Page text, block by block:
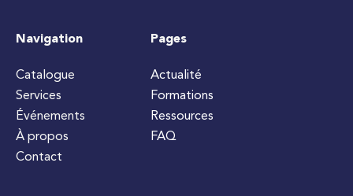
Navigation
Catalogue
Services
Événements
À propos
Contact
Pages
Actualité
Formations
Ressources
FAQ